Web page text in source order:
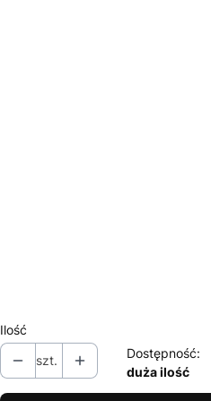
Ilość
szt.
Dostępność:
duża ilość